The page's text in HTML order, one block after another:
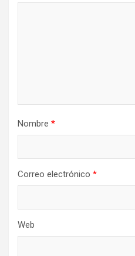
Nombre *
Correo electrónico *
Web